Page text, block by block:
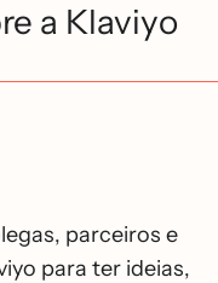
a Klaviyo
parceiros e
para ter ideias,